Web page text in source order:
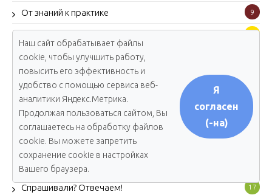
От знаний к практике 9
Парки столицы
Педагогический десант
Путь в науку 13
Ребятам о зверятах 19
С искусством на ты
Спецпроекты
Спрашивали? Отвечаем! 17
Наш сайт обрабатывает файлы
cookie, чтобы улучшить работу,
повысить его эффективность и
удобство с помощью сервиса веб-
аналитики Яндекс.Метрика.
Продолжая пользоваться сайтом, Вы
соглашаетесь на обработку файлов
cookie. Вы можете запретить
сохранение cookie в настройках
Вашего браузера.
Я
согласен
(-на)